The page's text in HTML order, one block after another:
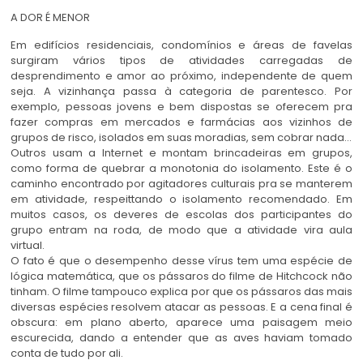
A DOR É MENOR
Em edifícios residenciais, condomínios e áreas de favelas
surgiram vários tipos de atividades carregadas de
desprendimento e amor ao próximo, independente de quem
seja. A vizinhança passa à categoria de parentesco. Por
exemplo, pessoas jovens e bem dispostas se oferecem pra
fazer compras em mercados e farmácias aos vizinhos de
grupos de risco, isolados em suas moradias, sem cobrar nada…
Outros usam a Internet e montam brincadeiras em grupos,
como forma de quebrar a monotonia do isolamento. Este é o
caminho encontrado por agitadores culturais pra se manterem
em atividade, respeittando o isolamento recomendado. Em
muitos casos, os deveres de escolas dos participantes do
grupo entram na roda, de modo que a atividade vira aula
virtual.
O fato é que o desempenho desse vírus tem uma espécie de
lógica matemática, que os pássaros do filme de Hitchcock não
tinham. O filme tampouco explica por que os pássaros das mais
diversas espécies resolvem atacar as pessoas. E a cena final é
obscura: em plano aberto, aparece uma paisagem meio
escurecida, dando a entender que as aves haviam tomado
conta de tudo por ali.